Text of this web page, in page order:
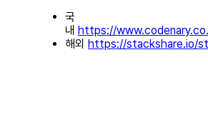
국
내 https://
해외 https://stackshare.io/